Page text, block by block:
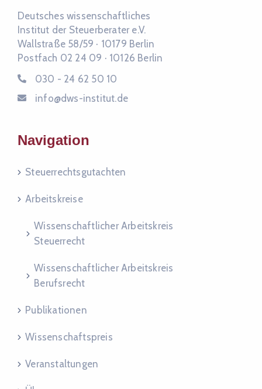
Deutsches wissenschaftliches
Institut der Steuerberater e.V.
Wallstraße 58/59 · 10179 Berlin
Postfach 02 24 09 · 10126 Berlin
030 - 24 62 50 10
info@dws-institut.de
Navigation
Steuer­rechts­gut­ach­ten
Arbeitskreise
Wissenschaftlicher Arbeitskreis
Steuerrecht
Wissenschaftlicher Arbeitskreis
Berufsrecht
Publikationen
Wissenschaftspreis
Veranstaltungen